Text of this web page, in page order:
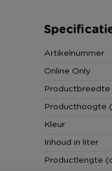
Artikelnummer
Online Only
Producthoogte
Kleur
Inhoud in liter
Productlengte